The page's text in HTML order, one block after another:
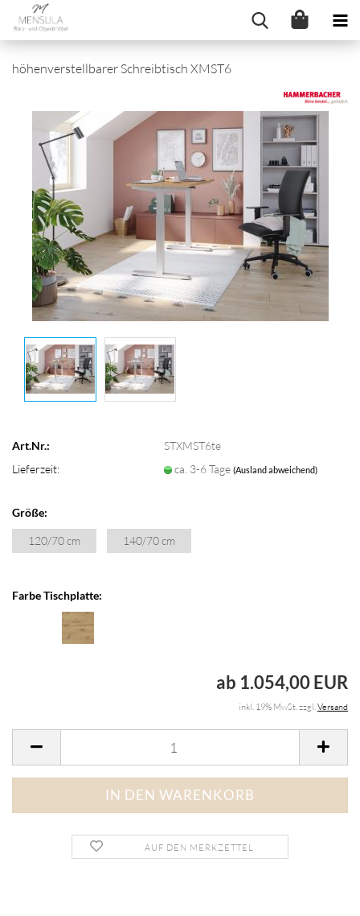
höhenverstellbarer Schreibtisch XMST6
Art.Nr.:
STXMST6te
Lieferzeit:
ca. 3-6 Tage(Ausland abweichend)
Größe:
120/70 cm 140/70 cm
Farbe Tischplatte:
ab 1.054,00 EUR
inkl. 19% MwSt. zzgl.Versand
AUF DEN MERKZETTEL